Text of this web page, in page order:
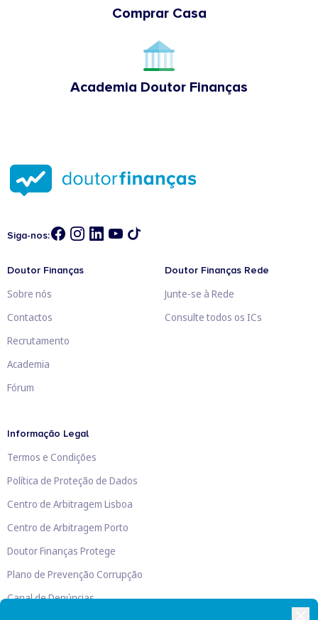
Comprar Casa
Academia Doutor Finanças
Siga-nos:
Doutor Finanças
Sobre nós
Contactos
Recrutamento
Academia
Fórum
Doutor Finanças Rede
Junte-se à Rede
Consulte todos os ICs
Informação Legal
Termos e Condições
Política de Proteção de Dados
Centro de Arbitragem Lisboa
Centro de Arbitragem Porto
Doutor Finanças Protege
Plano de Prevenção Corrupção
Canal de Denúncias